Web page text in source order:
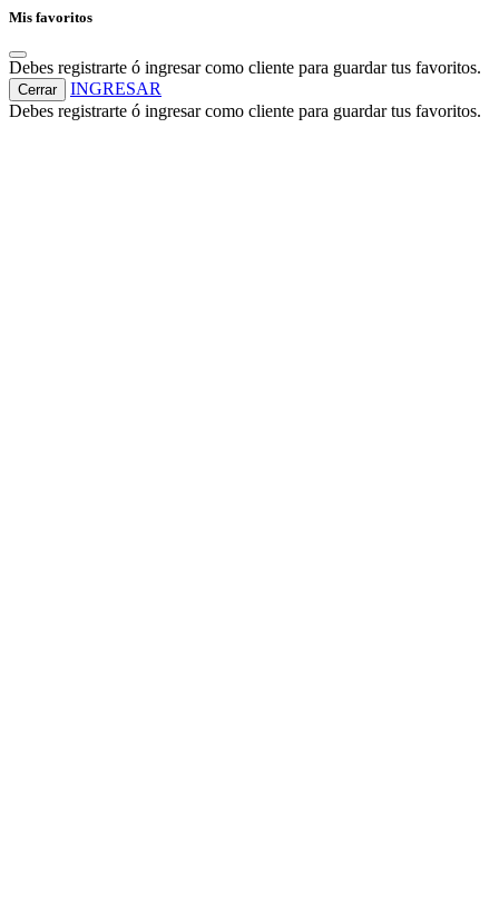
Mis favoritos
Debes registrarte ó ingresar como cliente para guardar tus favoritos.
Cerrar
INGRESAR
Debes registrarte ó ingresar como cliente para guardar tus favoritos.